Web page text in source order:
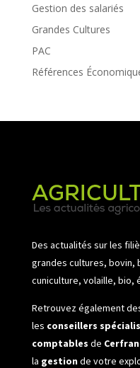
Gestion des salariés
Grandes Cultures
PAC
Références
Des actualités sur les
grandes cultures, bovin,
cuniculture, volaille, bio,
Retrouvez également
les conseillers
comptables de
la gestionde votre